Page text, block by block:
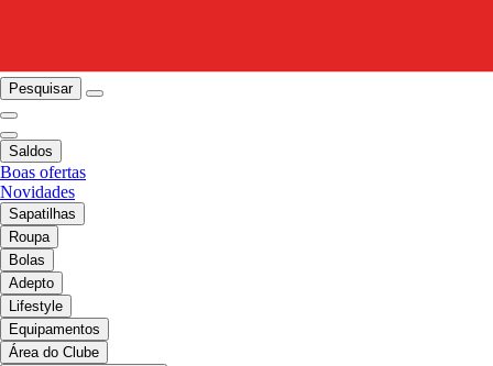
Pesquisar
Saldos
Boas ofertas
Novidades
Sapatilhas
Roupa
Bolas
Adepto
Lifestyle
Equipamentos
Área do Clube